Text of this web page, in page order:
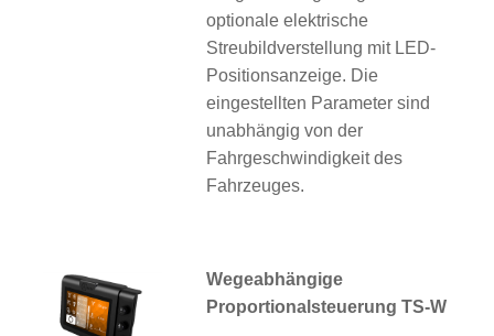
optionale elektrische
Streubildverstellung mit LED-
Positionsanzeige. Die
eingestellten Parameter sind
unabhängig von der
Fahrgeschwindigkeit des
Fahrzeuges.
Wegeabhängige
Proportionalsteuerung TS-W